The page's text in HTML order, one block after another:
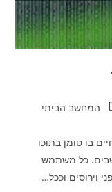
המחשב הביתי
בו טומן בתוכו
כל משתמש
וירוסים וככל…